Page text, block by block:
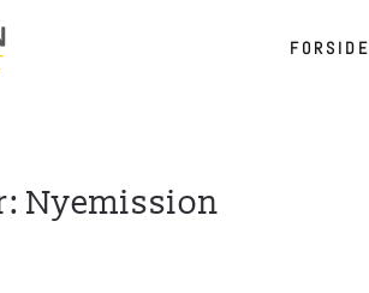
FORSIDE
Nyemission